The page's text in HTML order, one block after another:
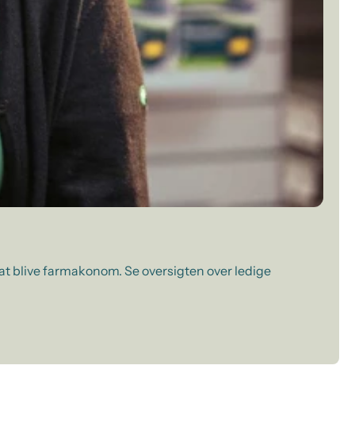
blive farmakonom. Se oversigten over ledige